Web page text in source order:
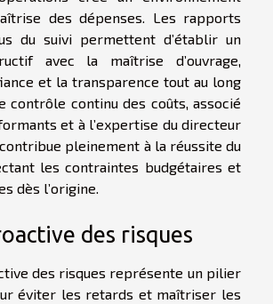
des dépenses. Les rapports
du suivi permettent d’établir un
avec la maîtrise d’ouvrage,
et la transparence tout au long
contrôle continu des coûts, associé
et à l’expertise du directeur
pleinement à la réussite du
les contraintes budgétaires et
dès l’origine.
des risques
des risques représente un pilier
éviter les retards et maîtriser les